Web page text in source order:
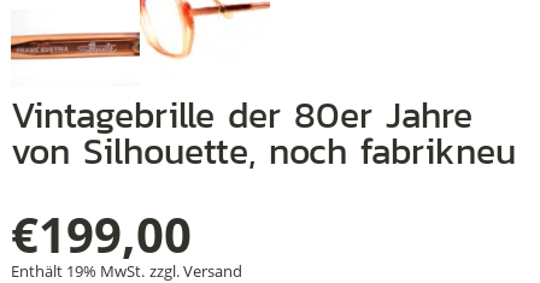
Vintagebrille der 80er Jahre
von Silhouette, noch fabrikneu
€199,00
Enthält 19% MwSt. zzgl.Versand
+
+